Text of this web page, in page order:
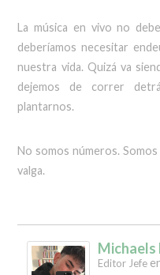
La música en vivo no
deberíamos necesitar
nuestra vida. Quizá va
dejemos de correr
plantarnos.
No somos números.
valga.
Michaels
Editor Jefe